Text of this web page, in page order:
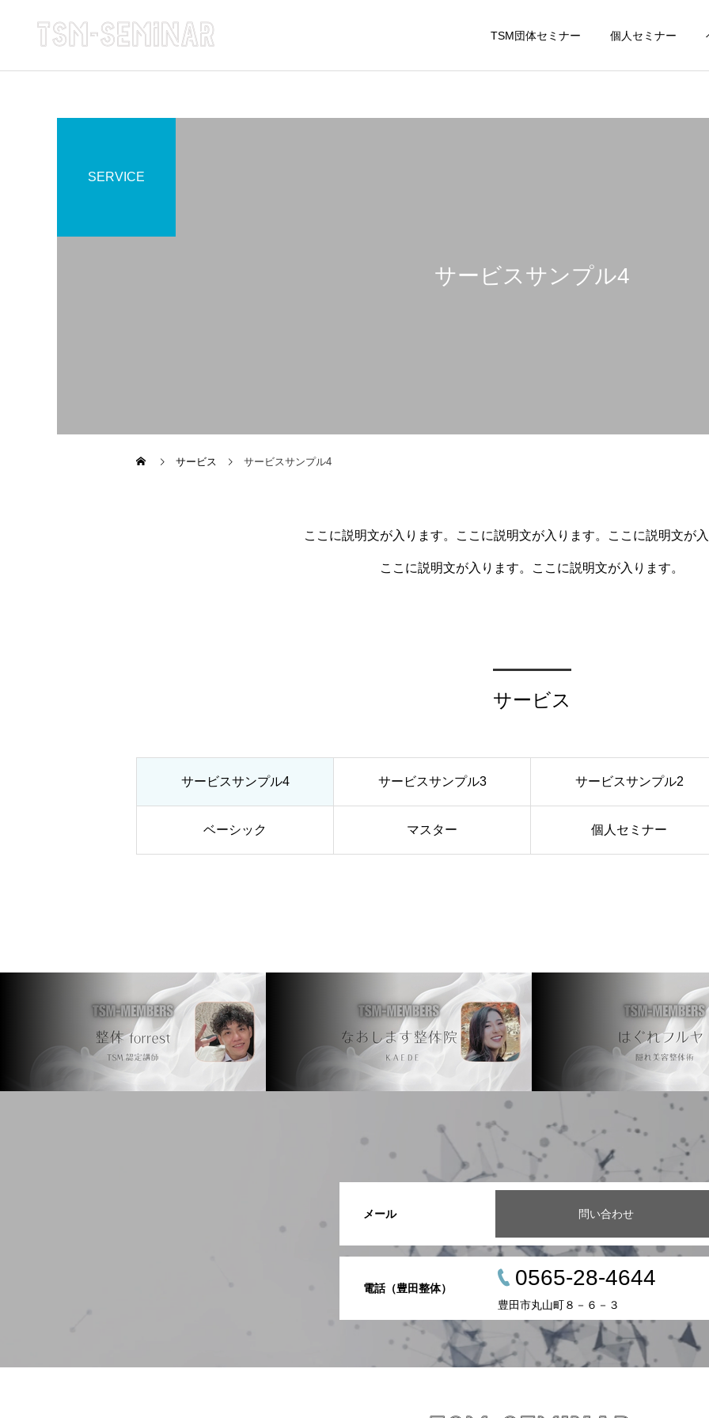
TSM団体セミナー 個人セミナー
サービスサンプル4
SERVICE
サービス サービスサンプル4
ここに説明文が入ります。ここに説明文が入ります。ここに説明文が
ここに説明文が入ります。ここに説明文が入ります。
サービス
サービスサンプル4 サービスサンプル3 サービスサンプル2
ベーシック マスター 個人セミナー
メール 問い合わせ
電話（豊田整体） 0565-28-4644
豊田市丸山町８－６－３